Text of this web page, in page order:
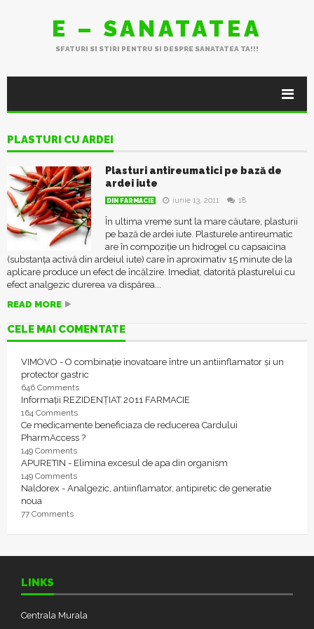
E – SANATATEA
SFATURI SI STIRI PENTRU SI DESPRE SANATATEA TA!!!
PLASTURI CU ARDEI
Plasturi antireumatici pe bază de
ardei iute
DIN FARMACIE iunie 13, 2011 18
În ultima vreme sunt la mare căutare, plasturii
pe bază de ardei iute. Plasturele antireumatic
are în compoziție un hidrogel cu capsaicina
(substanța activă din ardeiul iute) care în aproximativ 15 minute de la
aplicare produce un efect de încălzire. Imediat, datorită plasturelui cu
efect analgezic durerea va dispărea...
READ MORE
CELE MAI COMENTATE
VIMOVO - O combinație inovatoare între un antiinflamator și un
protector gastric
646 Comments
Informații REZIDENȚIAT 2011 FARMACIE
164 Comments
Ce medicamente beneficiaza de reducerea Cardului
PharmAccess ?
149 Comments
APURETIN - Elimina excesul de apa din organism
149 Comments
Naldorex - Analgezic, antiinflamator, antipiretic de generatie
noua
77 Comments
LINKS
Centrala Murala